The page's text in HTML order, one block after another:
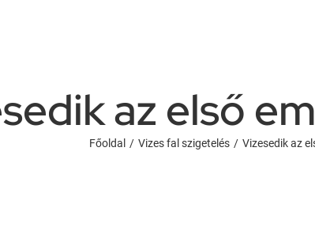
az első
Főoldal / Vizes fal szigetelés / Vizesedik az